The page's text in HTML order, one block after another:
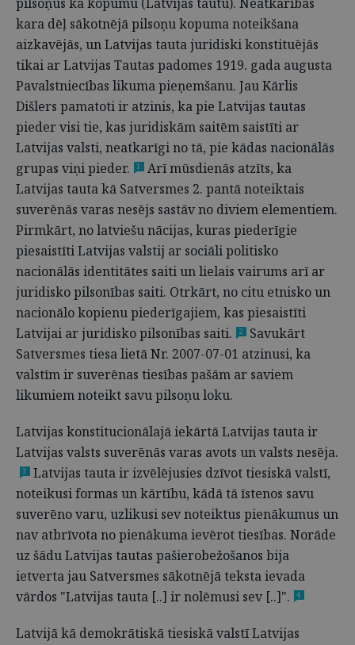
kara dēļ sākotnējā pilsoņu kopuma noteikšana
aizkavējās, un Latvijas tauta juridiski konstituējās
tikai ar Latvijas Tautas padomes 1919. gada augusta
Pavalstniecības likuma pieņemšanu. Jau Kārlis
Dišlers pamatoti ir atzinis, ka pie Latvijas tautas
pieder visi tie, kas juridiskām saitēm saistīti ar
Latvijas valsti, neatkarīgi no tā, pie kādas nacionālās
grupas viņi pieder.
1
Arī mūsdienās atzīts, ka
Latvijas tauta kā Satversmes 2. pantā noteiktais
suverēnās varas nesējs sastāv no diviem elementiem.
Pirmkārt, no latviešu nācijas, kuras piederīgie
piesaistīti Latvijas valstij ar sociāli politisko
nacionālās identitātes saiti un lielais vairums arī ar
juridisko pilsonības saiti. Otrkārt, no citu etnisko un
nacionālo kopienu piederīgajiem, kas piesaistīti
Latvijai ar juridisko pilsonības saiti.
2
Savukārt
Satversmes tiesa lietā Nr. 2007-07-01 atzinusi, ka
valstīm ir suverēnas tiesības pašām ar saviem
likumiem noteikt savu pilsoņu loku.
Latvijas konstitucionālajā iekārtā Latvijas tauta ir
Latvijas valsts suverēnās varas avots un valsts nesēja.
3
Latvijas tauta ir izvēlējusies dzīvot tiesiskā valstī,
noteikusi formas un kārtību, kādā tā īstenos savu
suverēno varu, uzlikusi sev noteiktus pienākumus un
nav atbrīvota no pienākuma ievērot tiesības. Norāde
uz šādu Latvijas tautas pašierobežošanos bija
ietverta jau Satversmes sākotnējā teksta ievada
vārdos "Latvijas tauta [..] ir nolēmusi sev [..]".
4
Latvijā kā demokrātiskā tiesiskā valstī Latvijas